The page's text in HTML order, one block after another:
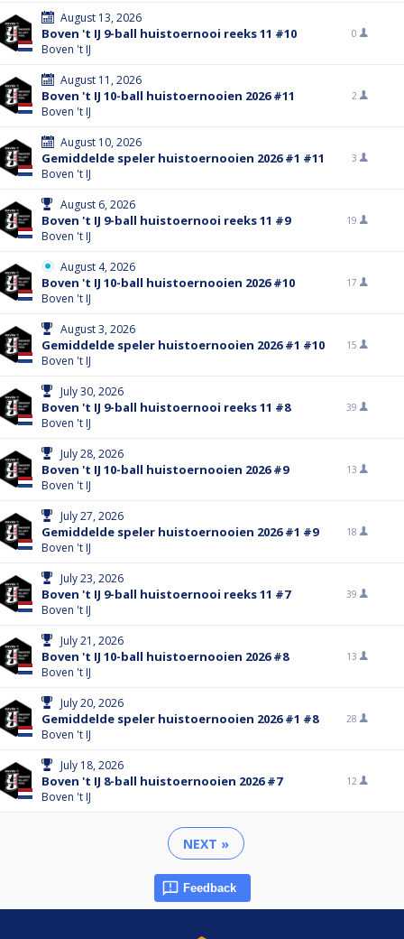
August 13, 2026
Boven 't IJ 9-ball huistoernooi reeks 11 #10
Boven 't IJ
0
August 11, 2026
Boven 't IJ 10-ball huistoernooien 2026 #11
Boven 't IJ
2
August 10, 2026
Gemiddelde speler huistoernooien 2026 #1 #11
Boven 't IJ
3
August 6, 2026
Boven 't IJ 9-ball huistoernooi reeks 11 #9
Boven 't IJ
19
August 4, 2026
Boven 't IJ 10-ball huistoernooien 2026 #10
Boven 't IJ
17
August 3, 2026
Gemiddelde speler huistoernooien 2026 #1 #10
Boven 't IJ
15
July 30, 2026
Boven 't IJ 9-ball huistoernooi reeks 11 #8
Boven 't IJ
39
July 28, 2026
Boven 't IJ 10-ball huistoernooien 2026 #9
Boven 't IJ
13
July 27, 2026
Gemiddelde speler huistoernooien 2026 #1 #9
Boven 't IJ
18
July 23, 2026
Boven 't IJ 9-ball huistoernooi reeks 11 #7
Boven 't IJ
39
July 21, 2026
Boven 't IJ 10-ball huistoernooien 2026 #8
Boven 't IJ
13
July 20, 2026
Gemiddelde speler huistoernooien 2026 #1 #8
Boven 't IJ
28
July 18, 2026
Boven 't IJ 8-ball huistoernooien 2026 #7
Boven 't IJ
12
NEXT »
Feedback